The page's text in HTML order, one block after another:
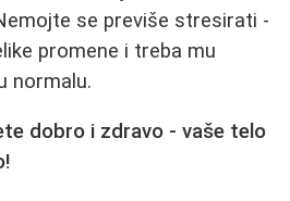
se previše stresirati -
promene i treba mu
normalu.
dobro i zdravo - vaše telo